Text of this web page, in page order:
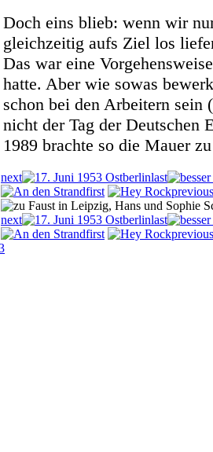
Doch eins blieb: wenn wir
gleichzeitig aufs Ziel los
Das war eine
hatte. Aber wie sowas
schon bei den Arbeitern sein
nicht der Tag der Deutschen
1989 brachte so die Mauer
next
last
first
previous
next
last
first
previous